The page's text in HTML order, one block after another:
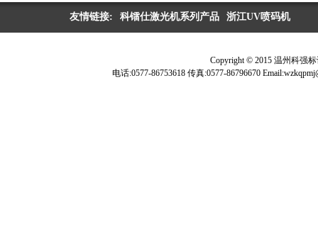
友情链接: 科镭仕激光机系列产品 浙江UV喷码机
Copyright © 2015 温州科强
电话:0577-86753618 传真:0577-86796670